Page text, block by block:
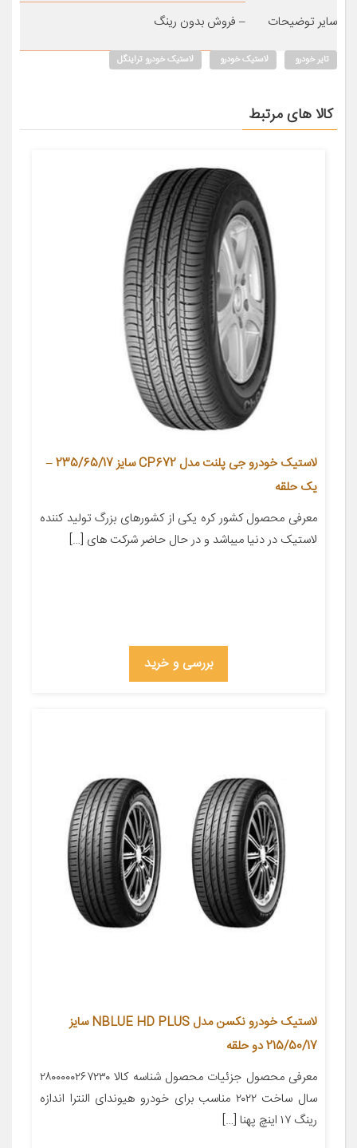
سایر توضیحات – فروش بدون رینگ
تایر خودرو لاستیک خودرو لاستیک خودرو تراینگل
کالا های مرتبط
لاستیک خودرو جی پلنت مدل CP672 سایز 235/65/17 –
یک حلقه
معرفی محصول کشور کره یکی از کشورهای بزرگ تولید کننده
لاستیک در دنیا میباشد و در حال حاضر شرکت های […]
بررسی و خرید
لاستیک خودرو نکسن مدل NBLUE HD PLUS سایز
215/50/17 دو حلقه
معرفی محصول جزئیات محصول شناسه کالا ۲۸۰۰۰۰۰۲۶۷۲۳۰
سال ساخت ۲۰۲۲ مناسب برای خودرو هیوندای النترا اندازه
رینگ ۱۷ اینچ پهنا […]